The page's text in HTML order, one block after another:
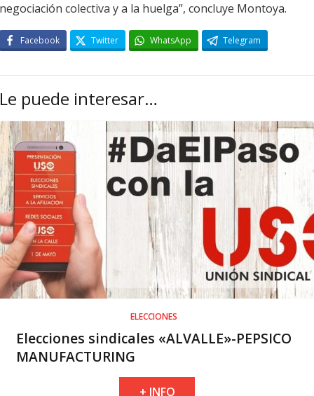
negociación colectiva y a la huelga”, concluye Montoya.
Facebook Twitter WhatsApp Telegram
Le puede interesar…
ELECCIONES
Elecciones sindicales «ALVALLE»-PEPSICO
MANUFACTURING
+ INFO